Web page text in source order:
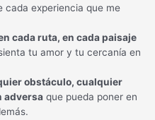
cada experiencia que me
cada ruta, en cada paisaje
tu amor y tu cercanía en
obstáculo, cualquier
adversa que pueda poner en